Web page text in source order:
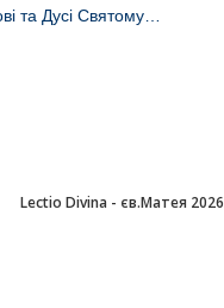
та Дусі Святому…
Lectio Divina - єв.Матея 2026